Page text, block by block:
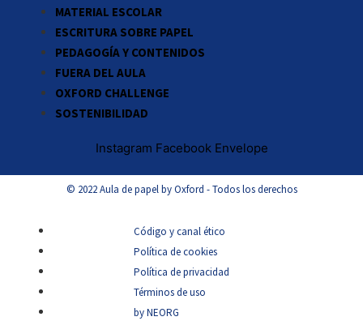
MATERIAL ESCOLAR
ESCRITURA SOBRE PAPEL
PEDAGOGÍA Y CONTENIDOS
FUERA DEL AULA
OXFORD CHALLENGE
SOSTENIBILIDAD
Instagram Facebook Envelope
© 2022 Aula de papel by Oxford - Todos los derechos
Código y canal ético
Política de cookies
Política de privacidad
Términos de uso
by NEORG